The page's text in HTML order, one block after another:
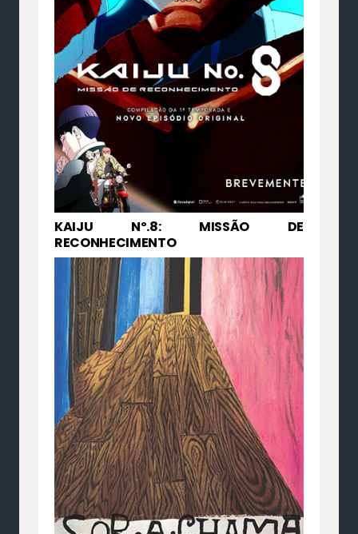
KAIJU Nº.8: MISSÃO DE
RECONHECIMENTO